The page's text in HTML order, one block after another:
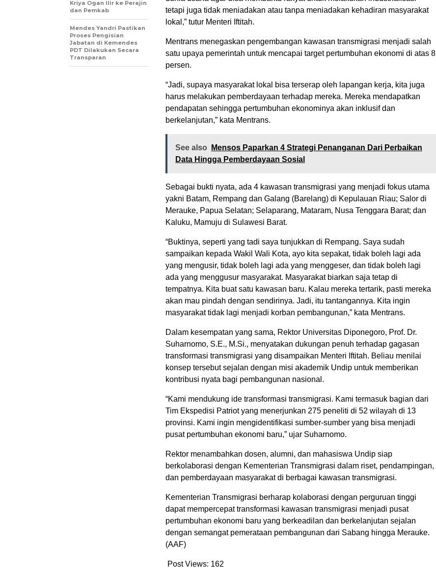
tetapi juga tidak meniadakan atau tanpa meniadakan kehadiran masyarakat
lokal,” tutur Menteri Iftitah.
Mentrans menegaskan pengembangan kawasan transmigrasi menjadi salah
satu upaya pemerintah untuk mencapai target pertumbuhan ekonomi di atas 8
persen.
“Jadi, supaya masyarakat lokal bisa terserap oleh lapangan kerja, kita juga
harus melakukan pemberdayaan terhadap mereka. Mereka mendapatkan
pendapatan sehingga pertumbuhan ekonominya akan inklusif dan
berkelanjutan,” kata Mentrans.
See also
Mensos Paparkan 4 Strategi Penanganan Dari Perbaikan
Data Hingga Pemberdayaan Sosial
Sebagai bukti nyata, ada 4 kawasan transmigrasi yang menjadi fokus utama
yakni Batam, Rempang dan Galang (Barelang) di Kepulauan Riau; Salor di
Merauke, Papua Selatan; Selaparang, Mataram, Nusa Tenggara Barat; dan
Kaluku, Mamuju di Sulawesi Barat.
“Buktinya, seperti yang tadi saya tunjukkan di Rempang. Saya sudah
sampaikan kepada Wakil Wali Kota, ayo kita sepakat, tidak boleh lagi ada
yang mengusir, tidak boleh lagi ada yang menggeser, dan tidak boleh lagi
ada yang menggusur masyarakat. Masyarakat biarkan saja tetap di
tempatnya. Kita buat satu kawasan baru. Kalau mereka tertarik, pasti mereka
akan mau pindah dengan sendirinya. Jadi, itu tantangannya. Kita ingin
masyarakat tidak lagi menjadi korban pembangunan,” kata Mentrans.
Dalam kesempatan yang sama, Rektor Universitas Diponegoro, Prof. Dr.
Suharnomo, S.E., M.Si., menyatakan dukungan penuh terhadap gagasan
transformasi transmigrasi yang disampaikan Menteri Iftitah. Beliau menilai
konsep tersebut sejalan dengan misi akademik Undip untuk memberikan
kontribusi nyata bagi pembangunan nasional.
“Kami mendukung ide transformasi transmigrasi. Kami termasuk bagian dari
Tim Ekspedisi Patriot yang menerjunkan 275 peneliti di 52 wilayah di 13
provinsi. Kami ingin mengidentifikasi sumber-sumber yang bisa menjadi
pusat pertumbuhan ekonomi baru,” ujar Suharnomo.
Rektor menambahkan dosen, alumni, dan mahasiswa Undip siap
berkolaborasi dengan Kementerian Transmigrasi dalam riset, pendampingan,
dan pemberdayaan masyarakat di berbagai kawasan transmigrasi.
Kementerian Transmigrasi berharap kolaborasi dengan perguruan tinggi
dapat mempercepat transformasi kawasan transmigrasi menjadi pusat
pertumbuhan ekonomi baru yang berkeadilan dan berkelanjutan sejalan
dengan semangat pemerataan pembangunan dari Sabang hingga Merauke.
(AAF)
Post Views: 162
Kriya Ogan Ilir ke Perajin
dan Pemkab
Mendes Yandri Pastikan
Proses Pengisian
Jabatan di Kemendes
PDT Dilakukan Secara
Transparan